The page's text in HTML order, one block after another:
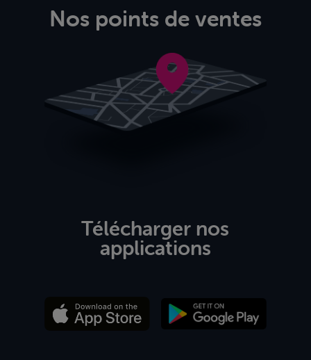
Nos points de ventes
Télécharger nos
applications